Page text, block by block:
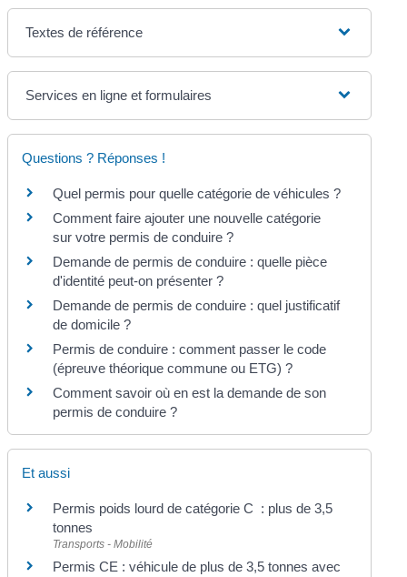
Textes de référence
Services en ligne et formulaires
Questions ? Réponses !
Quel permis pour quelle catégorie de véhicules ?
Comment faire ajouter une nouvelle catégorie
sur votre permis de conduire ?
Demande de permis de conduire : quelle pièce
d'identité peut-on présenter ?
Demande de permis de conduire : quel justificatif
de domicile ?
Permis de conduire : comment passer le code
(épreuve théorique commune ou ETG) ?
Comment savoir où en est la demande de son
permis de conduire ?
Et aussi
Permis poids lourd de catégorie C : plus de 3,5
tonnes
Transports - Mobilité
Permis CE : véhicule de plus de 3,5 tonnes avec